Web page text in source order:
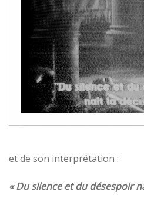
et de son interprétation :
« Du silence et du désespoir